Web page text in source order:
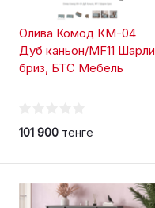
Олива Комод КМ-04
Дуб каньон/MF11 Шарли
бриз, БТС Мебель
101 900 тенге